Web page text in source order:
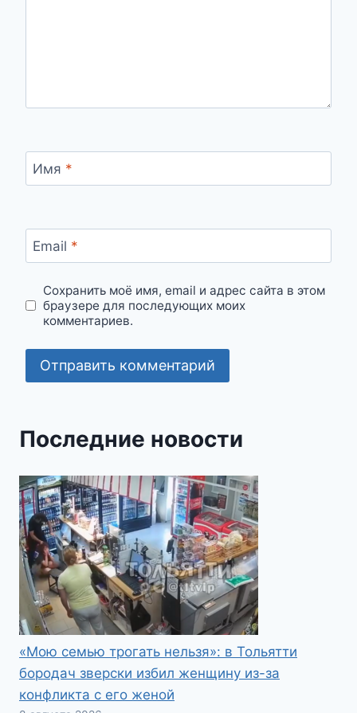
Имя *
Email *
Сохранить моё имя, email и адрес сайта в этом
браузере для последующих моих
комментариев.
Последние новости
«Мою семью трогать нельзя»: в Тольятти
бородач зверски избил женщину из-за
конфликта с его женой